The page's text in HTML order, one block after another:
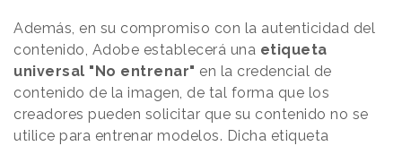
Además, en su compromiso con la autenticidad del
contenido, Adobe establecerá una etiqueta
universal "No entrenar" en la credencial de
contenido de la imagen, de tal forma que los
creadores pueden solicitar que su contenido no se
utilice para entrenar modelos. Dicha etiqueta